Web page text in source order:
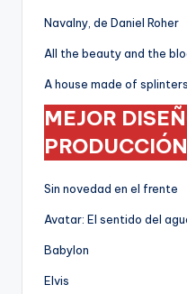
Navalny, de Daniel Roher
All the beauty and the
A house made of splinters
MEJOR
PRODUCCIÓN
Sin novedad en el frente
Avatar: El sentido del
Babylon
Elvis